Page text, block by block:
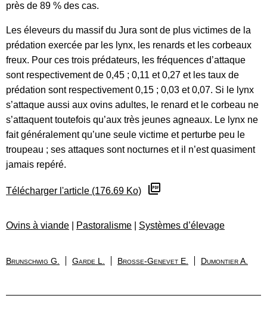
près de 89 % des cas.
Les éleveurs du massif du Jura sont de plus victimes de la
prédation exercée par les lynx, les renards et les corbeaux
freux. Pour ces trois prédateurs, les fréquences d’attaque
sont respectivement de 0,45 ; 0,11 et 0,27 et les taux de
prédation sont respectivement 0,15 ; 0,03 et 0,07. Si le lynx
s’attaque aussi aux ovins adultes, le renard et le corbeau ne
s’attaquent toutefois qu’aux très jeunes agneaux. Le lynx ne
fait généralement qu’une seule victime et perturbe peu le
troupeau ; ses attaques sont nocturnes et il n’est quasiment
jamais repéré.
Télécharger l'article (176.69 Ko)
Ovins à viande Pastoralisme Systèmes d’élevage
Brunschwig G. Garde L. Brosse-Genevet E. Dumontier A.